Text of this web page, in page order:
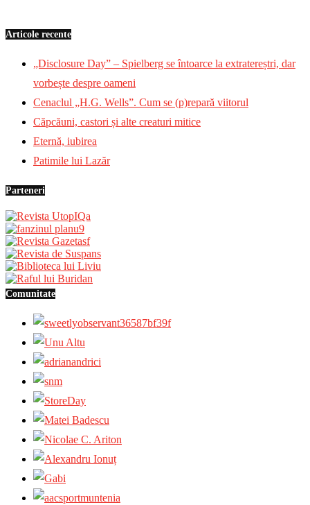
Articole recente
„Disclosure Day” – Spielberg se întoarce la extratereștri, dar
vorbește despre oameni
Cenaclul „H.G. Wells”. Cum se (p)repară viitorul
Căpcăuni, castori și alte creaturi mitice
Eternă, iubirea
Patimile lui Lazăr
Parteneri
Comunitate